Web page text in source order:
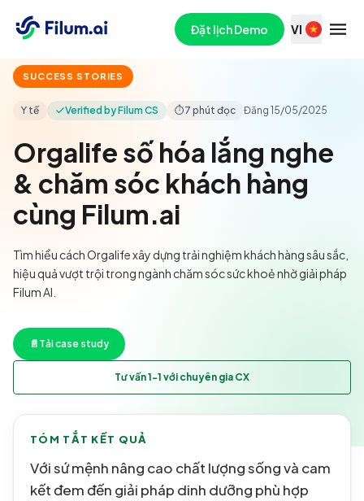
Đặt lịch Demo VI
SUCCESS STORIES
Y tế Verified by Filum CS ⏱7 phút đọc Đăng 15/05/2025
Orgalife số hóa lắng nghe
& chăm sóc khách hàng
cùng Filum.ai
Tìm hiểu cách Orgalife xây dựng trải nghiệm khách hàng sâu sắc,
hiệu quả vượt trội trong ngành chăm sóc sức khoẻ nhờ giải pháp
Filum AI.
📄 Tải case study
Tư vấn 1-1 với chuyên gia CX
TÓM TẮT KẾT QUẢ
Với sứ mệnh nâng cao chất lượng sống và cam
kết đem đến giải pháp dinh dưỡng phù hợp